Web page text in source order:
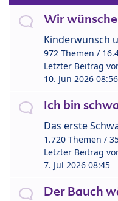
Wir
Kinderwunsch
972 Themen /
Letzter Beitrag
10. Jun 2026 08:56
Ich bin
Das erste
1.720 Themen /
Letzter Beitrag
7. Jul 2026 08:45
Der Bauch